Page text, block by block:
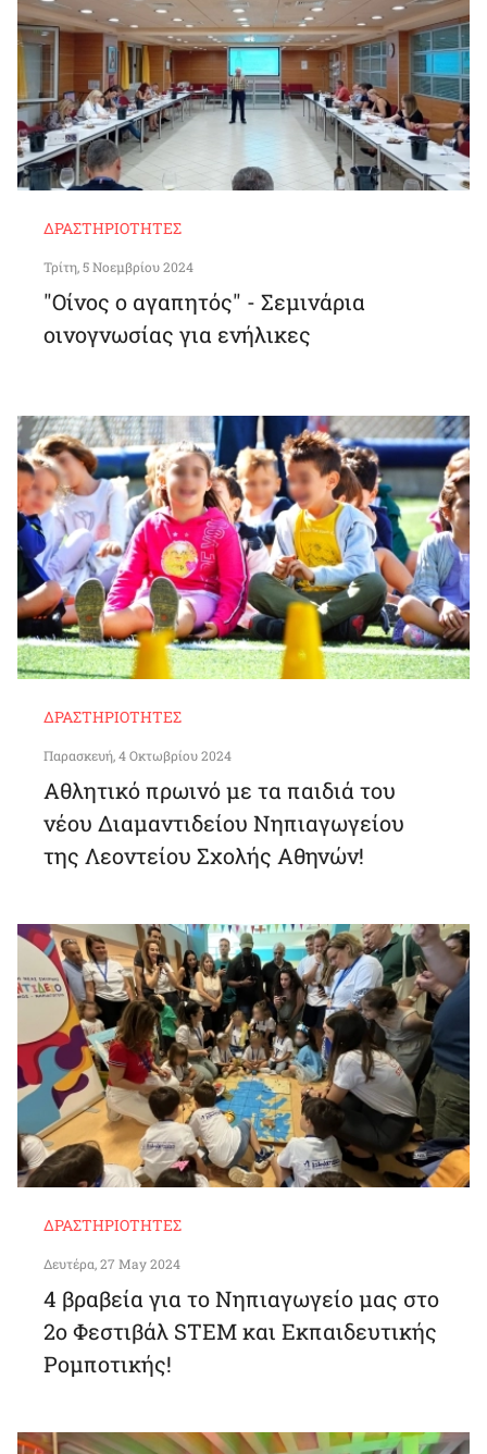
ΔΡΑΣΤΗΡΙΌΤΗΤΕΣ
Τρίτη, 5 Νοεμβρίου 2024
"Οίνος ο αγαπητός" - Σεμινάρια
οινογνωσίας για ενήλικες
ΔΡΑΣΤΗΡΙΌΤΗΤΕΣ
Παρασκευή, 4 Οκτωβρίου 2024
Αθλητικό πρωινό με τα παιδιά του
νέου Διαμαντιδείου Νηπιαγωγείου
της Λεοντείου Σχολής Αθηνών!
ΔΡΑΣΤΗΡΙΌΤΗΤΕΣ
Δευτέρα, 27 May 2024
4 βραβεία για το Νηπιαγωγείο μας στο
2ο Φεστιβάλ STEM και Εκπαιδευτικής
Ρομποτικής!